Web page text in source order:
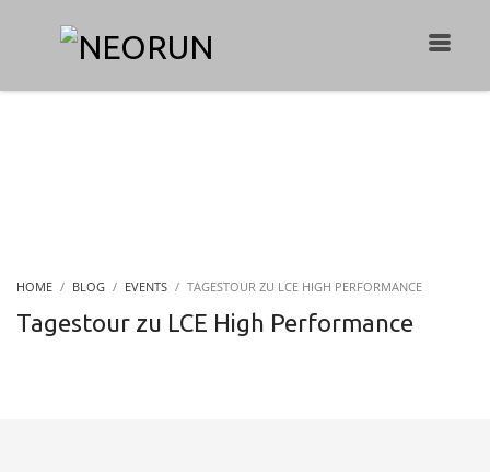
HOME BLOG EVENTS TAGESTOUR ZU LCE HIGH PERFORMANCE
Tagestour zu LCE High Performance